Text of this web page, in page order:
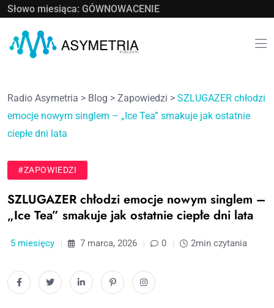
Słowo miesiąca: GÓWNOWACENIE
Radio Asymetria > Blog > Zapowiedzi > SZLUGAZER chłodzi
emocje nowym singlem – „Ice Tea” smakuje jak ostatnie
ciepłe dni lata
#ZAPOWIEDZI
SZLUGAZER chłodzi emocje nowym singlem –
„Ice Tea” smakuje jak ostatnie ciepłe dni lata
5 miesięcy 7 marca, 2026 0 2min czytania